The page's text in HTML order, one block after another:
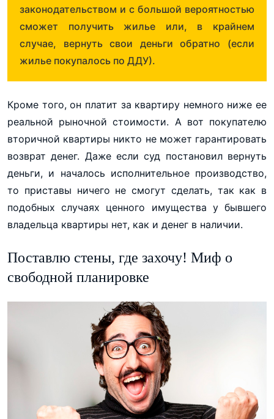
законодательством и с большой вероятностью
сможет получить жилье или, в крайнем
случае, вернуть свои деньги обратно (если
жилье покупалось по ДДУ).
Кроме того, он платит за квартиру немного ниже ее
реальной рыночной стоимости. А вот покупателю
вторичной квартиры никто не может гарантировать
возврат денег. Даже если суд постановил вернуть
деньги, и началось исполнительное производство,
то приставы ничего не смогут сделать, так как в
подобных случаях ценного имущества у бывшего
владельца квартиры нет, как и денег в наличии.
Поставлю стены, где захочу! Миф о
свободной планировке